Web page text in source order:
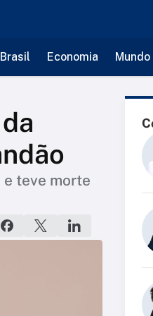
Brasil Economia Mundo
e teve morte